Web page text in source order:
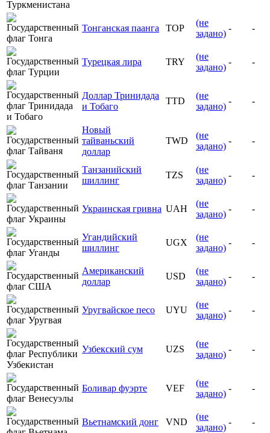
Тонганская паанга TOP
(не
задано)
- -
Турецкая лира TRY
(не
задано)
- -
Доллар Тринидада
и Тобаго
TTD
(не
задано)
- -
Новый
тайваньский
доллар
TWD
(не
задано)
- -
Танзанийский
шиллинг
TZS
(не
задано)
- -
Украинская гривна UAH
(не
задано)
- -
Угандийский
шиллинг
UGX
(не
задано)
- -
Американский
доллар
USD
(не
задано)
- -
Уругвайское песо UYU
(не
задано)
- -
Узбекский сум UZS
(не
задано)
- -
Боливар фуэрте VEF
(не
задано)
- -
Вьетнамский донг VND
(не
задано)
- -